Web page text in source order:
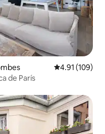
Calificación
4.91 (109)
de París
huéspedes